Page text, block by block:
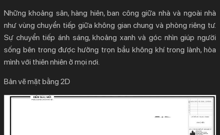
Những khoảng sân, hàng hiên, ban công giữa nhà và ngoài nhà
như vùng chuyển tiếp giữa không gian chung và phòng riêng tư.
Sự chuyển tiếp ánh sáng, khoảng xanh và góc nhìn giúp người
sống bên trong được hưởng trọn bầu không khí trong lành, hòa
mình với thiên nhiên ở mọi nơi.
Bản vẽ mặt bằng 2D